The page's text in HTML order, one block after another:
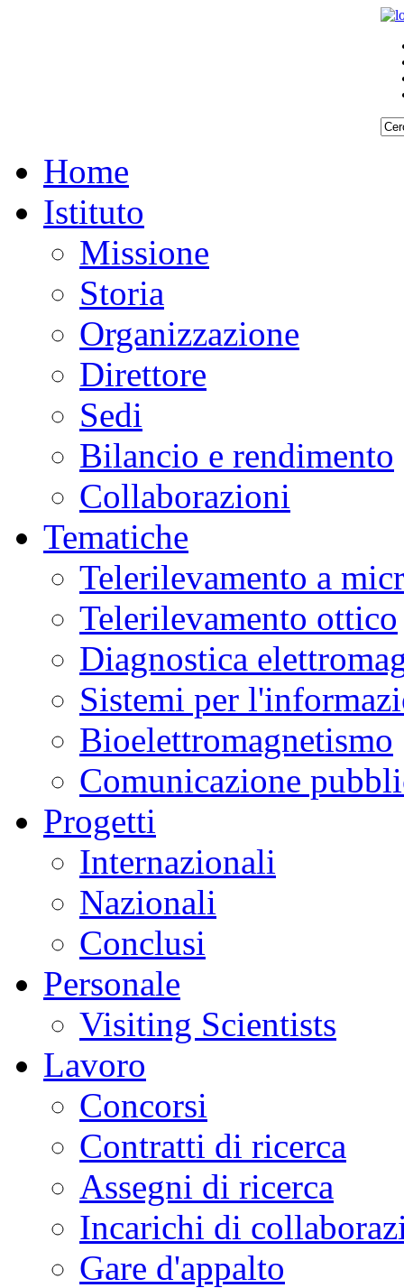
Home
Istituto
Missione
Storia
Organizzazione
Direttore
Sedi
Bilancio e rendimento
Collaborazioni
Tematiche
Telerilevamento a
Telerilevamento ottico
Diagnostica
Sistemi per
Bioelettromagnetismo
Comunicazione
Progetti
Internazionali
Nazionali
Conclusi
Personale
Visiting Scientists
Lavoro
Concorsi
Contratti di ricerca
Assegni di ricerca
Incarichi di
Gare d'appalto